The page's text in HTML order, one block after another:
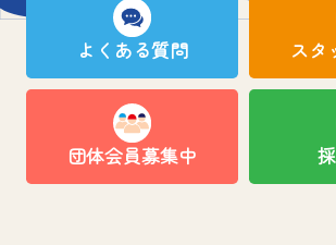
よくある質問 スタ
団体会員募集中